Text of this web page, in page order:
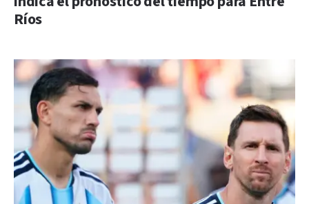
Ríos